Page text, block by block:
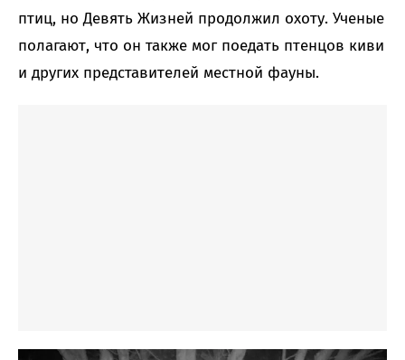
птиц, но Девять Жизней продолжил охоту. Ученые
полагают, что он также мог поедать птенцов киви
и других представителей местной фауны.